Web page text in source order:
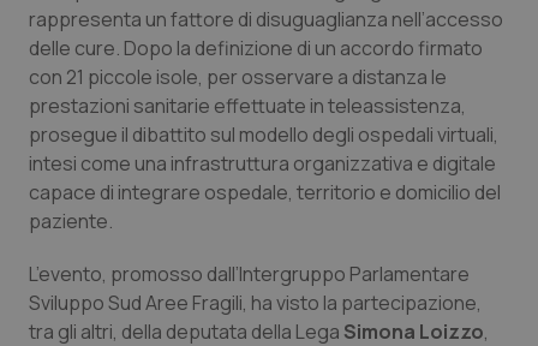
Calabria
Campania
Emilia-Romagna
Friuli Venezia Giulia
Lazio
Liguria
Asma & BPCO
Car-T
Colesterolo & coronaropatie
Dermatite Atopica
Diabete & glucometri
Disturbi dell’umore
rappresenta un fattore di disuguaglianza nell’accesso
delle cure. Dopo la definizione di un accordo firmato
con 21 piccole isole, per osservare a distanza le
prestazioni sanitarie effettuate in teleassistenza,
prosegue il dibattito sul modello degli ospedali virtuali,
intesi come una infrastruttura organizzativa e digitale
capace di integrare ospedale, territorio e domicilio del
paziente.
L’evento, promosso dall’Intergruppo Parlamentare
Sviluppo Sud Aree Fragili, ha visto la partecipazione,
tra gli altri, della deputata della Lega Simona Loizzo,